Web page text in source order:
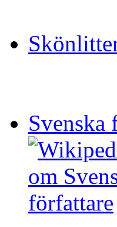
Svenska